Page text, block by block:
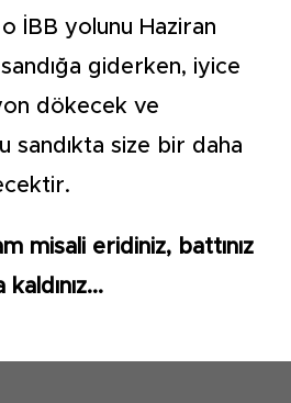
İBB yolunu Haziran
giderken, iyice
dökecek ve
sandıkta size bir daha
misali eridiniz, battınız